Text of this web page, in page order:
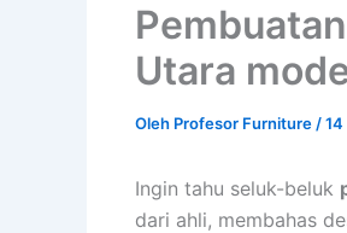
Utara
Oleh Profesor Furniture /
Ingin tahu seluk-beluk
dari ahli, membahas